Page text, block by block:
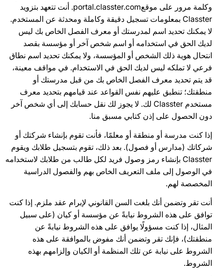
وكلمة مرور على موقعportal.classter.com. أنت تتعهد بتزويد
Classter بمعلومات تسجيل دقيقة وكاملة ومحدثة عن المستخدم.
لا يمكنك تحديد اسم لمدرستك أو معرف الفصل الخاص بك ليس
لديك الحق في استخدامه أو اسم شخص آخر أو مؤسسة بقصد
انتحال هوية ذلك الشخص أو المؤسسة، ولا يمكنك تحديد اسم نطاق
فرعي لا تملكه ليس لديك الحق في الاستخدام. في مواقف معينة،
قد يتم تحديد معرف الفصل الخاص بك من قبل مدرستك أو
منطقتك؛ تنطبق عليهم نفس القواعد عند قيامهم بتحديد معرف
مستخدم Classter لك. لا يجوز لك نقل حسابك إلى أي شخص آخر
دون الحصول على إذن كتابي مسبق منا.
إذا كنت مدرسة أو منطقة أو معلمًا، فأنت تقوم بإنشاء شركتك أو
شركاتك (مدارس أو فصول). بعد ذلك، تقوم بتسجيل طلابك ويقوم
Classter بإنشاء رمز وصول فريد لكل طالب من طلابك لاستخدامه
في الوصول إلى ملف التعريف الخاص بهم والفصول الدراسية
المخصصة لهم.
أنت تقر وتضمن أنك بلغت السن القانوني لإبرام عقد ملزم. إذا كنت
توافق على هذه الشروط نيابةً عن مؤسسة أو كيان (على سبيل
المثال، إذا كنت مسؤولًا يوافق على هذه الشروط نيابةً عن
منطقتك)، فإنك تقر وتضمن أنك مفوض بالموافقة على هذه
الشروط على نيابة عن تلك المنظمة أو الكيان وإلزامهم بهذه
الشروط.